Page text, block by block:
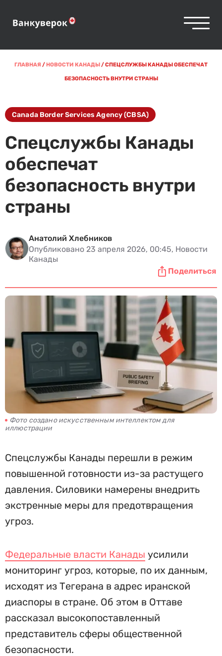
ГЛАВНАЯ /НОВОСТИ КАНАДЫ/СПЕЦСЛУЖБЫ КАНАДЫ ОБЕСПЕЧАТ
БЕЗОПАСНОСТЬ ВНУТРИ СТРАНЫ
Canada Border Services Agency (CBSA)
Спецслужбы Канады
обеспечат
безопасность внутри
страны
Анатолий Хлебников
Опубликовано 23 апреля 2026, 00:45, Новости
Канады
Поделиться
Фото создано искусственным интеллектом для
иллюстрации
Спецслужбы Канады перешли в режим
повышенной готовности из-за растущего
давления. Силовики намерены внедрить
экстренные меры для предотвращения
угроз.
Федеральные власти Канады усилили
мониторинг угроз, которые, по их данным,
исходят из Тегерана в адрес иранской
диаспоры в стране. Об этом в Оттаве
рассказал высокопоставленный
представитель сферы общественной
безопасности.